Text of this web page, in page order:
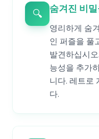
🔍 숨겨진 비
영리하게 숨
인 퍼즐을 풀
발견하십시
능성을 추가
니다. 레트로
다.